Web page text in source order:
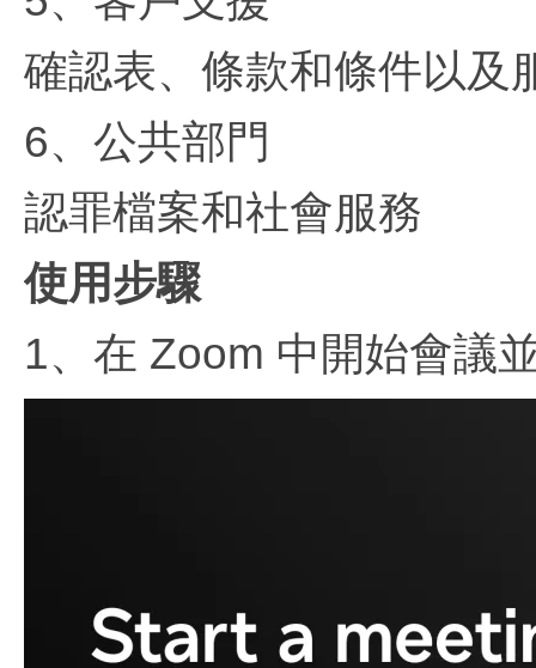
確認表、條款和條件以及
6、公共部門
認罪檔案和社會服務
使用步驟
1、在 Zoom 中開始會議